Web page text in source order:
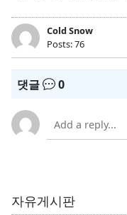
Cold Snow
Posts: 76
댓글 0
자유게시판